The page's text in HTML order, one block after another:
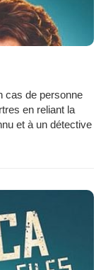
cas de personne
en reliant la
et à un détective